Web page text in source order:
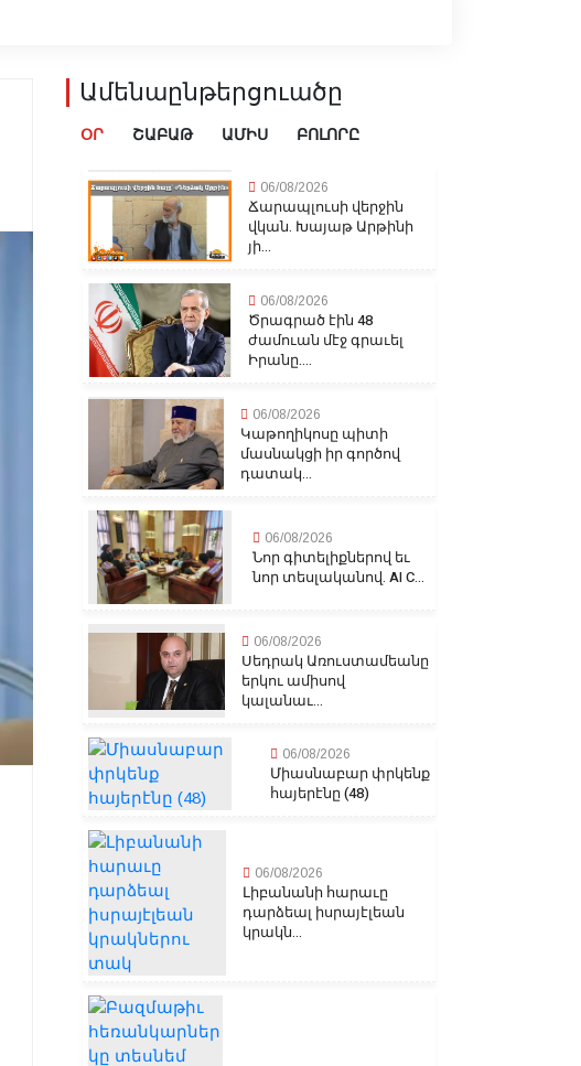
Ամենաընթերցուածը
ՕՐ ՇԱԲԱԹ ԱՄԻՍ ԲՈԼՈՐԸ
06/08/2026
Ճարապլուսի վերջին
վկան. Խայաթ Արթինի
յի...
06/08/2026
Ծրագրած էին 48
ժամուան մէջ գրաւել
Իրանը....
06/08/2026
Կաթողիկոսը պիտի
մասնակցի իր գործով
դատակ...
06/08/2026
Նոր գիտելիքներով եւ
նոր տեսլականով. AI C...
06/08/2026
Սեդրակ Առուստամեանը
երկու ամիսով
կալանաւ...
06/08/2026
Միասնաբար փրկենք
հայերէնը (48)
06/08/2026
Լիբանանի հարաւը
դարձեալ իսրայէլեան
կրակն...